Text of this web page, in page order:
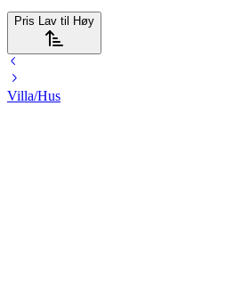
Pris Lav til Høy
Villa/Hus